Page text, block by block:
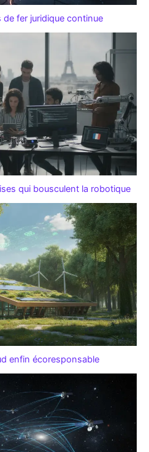
de fer juridique continue
qui bousculent la robotique
enfin écoresponsable